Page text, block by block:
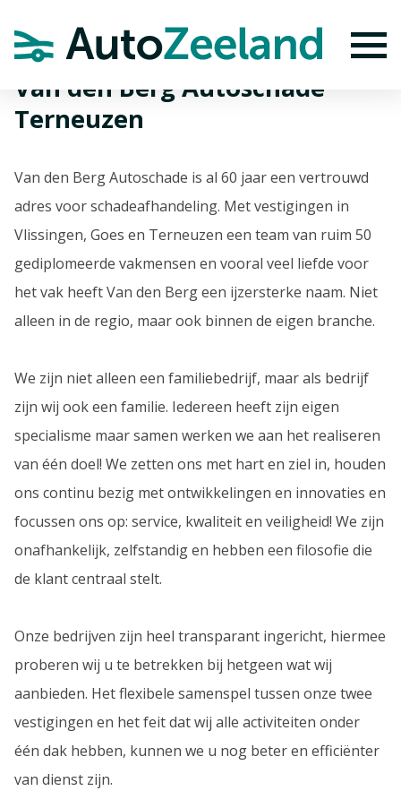
Van den Berg Autoschade
Terneuzen
Van den Berg Autoschade is al 60 jaar een vertrouwd
adres voor schadeafhandeling. Met vestigingen in
Vlissingen, Goes en Terneuzen een team van ruim 50
gediplomeerde vakmensen en vooral veel liefde voor
het vak heeft Van den Berg een ijzersterke naam. Niet
alleen in de regio, maar ook binnen de eigen branche.
We zijn niet alleen een familiebedrijf, maar als bedrijf
zijn wij ook een familie. Iedereen heeft zijn eigen
specialisme maar samen werken we aan het realiseren
van één doel! We zetten ons met hart en ziel in, houden
ons continu bezig met ontwikkelingen en innovaties en
focussen ons op: service, kwaliteit en veiligheid! We zijn
onafhankelijk, zelfstandig en hebben een filosofie die
de klant centraal stelt.
Onze bedrijven zijn heel transparant ingericht, hiermee
proberen wij u te betrekken bij hetgeen wat wij
aanbieden. Het flexibele samenspel tussen onze twee
vestigingen en het feit dat wij alle activiteiten onder
één dak hebben, kunnen we u nog beter en efficiënter
van dienst zijn.